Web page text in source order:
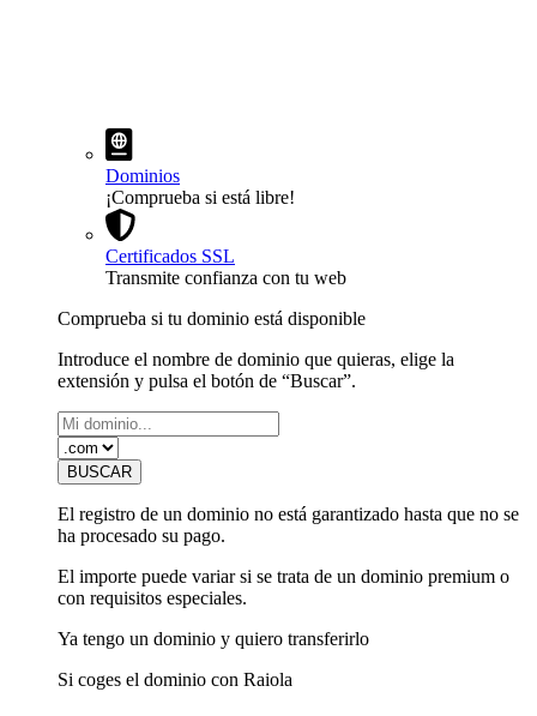
Dominios
¡Comprueba si está libre!
Certificados SSL
Transmite confianza con tu web
Comprueba si tu dominio está disponible
Introduce el nombre de dominio que quieras, elige la
extensión y pulsa el botón de “Buscar”.
El registro de un dominio no está garantizado hasta que no se
ha procesado su pago.
El importe puede variar si se trata de un dominio premium o
con requisitos especiales.
Ya tengo un dominio y quiero transferirlo
Si coges el dominio con Raiola